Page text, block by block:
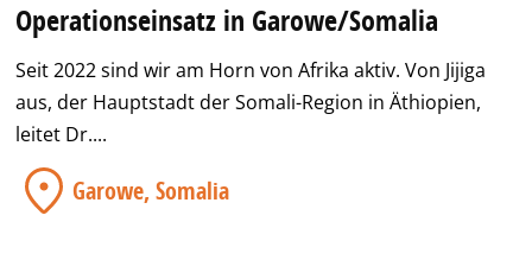
Operationseinsatz in Garowe/Somalia
Seit 2022 sind wir am Horn von Afrika aktiv. Von Jijiga
aus, der Hauptstadt der Somali-Region in Äthiopien,
leitet Dr....
Garowe, Somalia